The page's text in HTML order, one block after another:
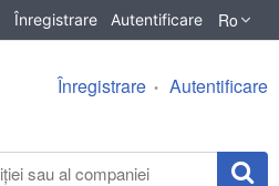
Înregistrare Autentificare Ro
Înregistrare Autentificare